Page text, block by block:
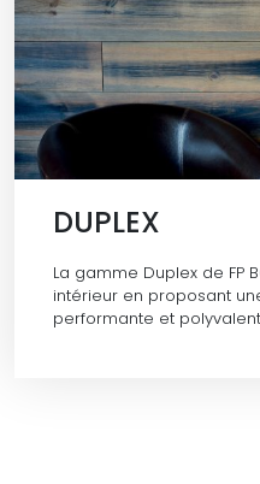
DUPLEX
La gamme Duplex de FP
intérieur en proposant
performante et